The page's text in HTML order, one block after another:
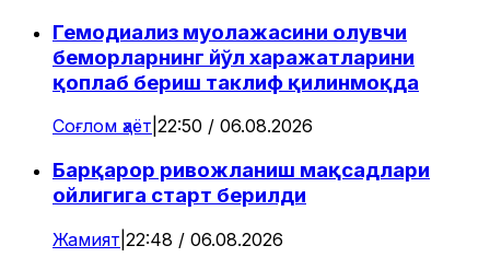
Гемодиализ муолажасини олувчи
беморларнинг йўл харажатларини
қоплаб бериш таклиф қилинмоқда
Соғлом ҳаёт 22:50 / 06.08.2026
Барқарор ривожланиш мақсадлари
ойлигига старт берилди
Жамият 22:48 / 06.08.2026